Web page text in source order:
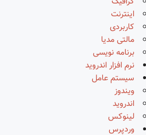
اینترنت
کاربردی
مالتی مدیا
برنامه نویسی
نرم افزار اندروید
سیستم عامل
ویندوز
اندروید
لینوکس
وردپرس